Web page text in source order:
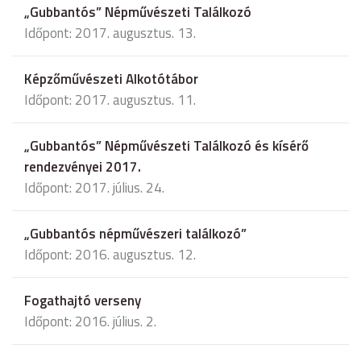
„Gubbantós” Népművészeti Találkozó
Időpont: 2017. augusztus. 13.
Képzőművészeti Alkotótábor
Időpont: 2017. augusztus. 11.
„Gubbantós” Népművészeti Találkozó és kísérő
rendezvényei 2017.
Időpont: 2017. július. 24.
„Gubbantós népművészeri találkozó”
Időpont: 2016. augusztus. 12.
Fogathajtó verseny
Időpont: 2016. július. 2.